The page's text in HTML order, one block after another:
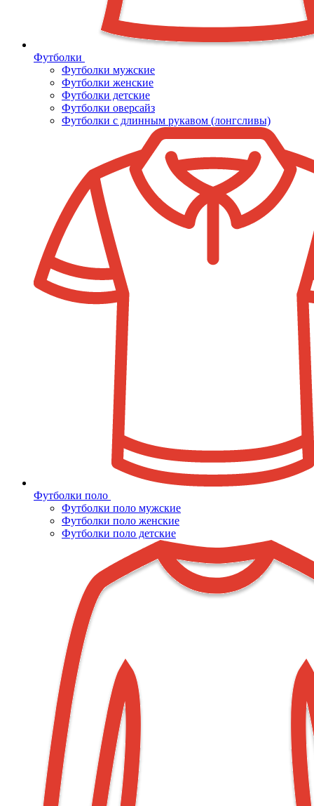
Футболки
Футболки мужские
Футболки женские
Футболки детские
Футболки оверсайз
Футболки с длинным рукавом (лонгсливы)
Футболки поло
Футболки поло мужские
Футболки поло женские
Футболки поло детские